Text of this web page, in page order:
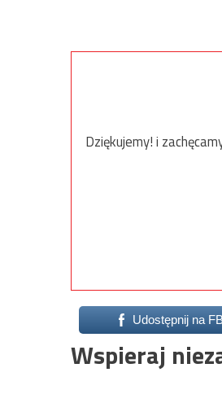
Dziękujemy! i
Udostępnij na
Wspieraj